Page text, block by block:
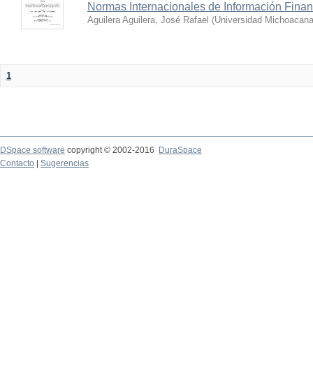
Normas Internacionales de Información
Aguilera Aguilera, José Rafael (Universidad
1
DSpace software copyright © 2002-2016
DuraSpace
Contacto
Sugerencias